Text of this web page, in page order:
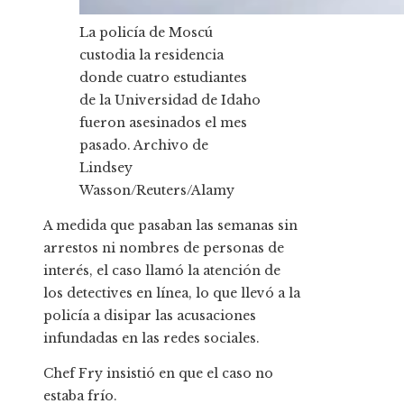
La policía de Moscú
custodia la residencia
donde cuatro estudiantes
de la Universidad de Idaho
fueron asesinados el mes
pasado.Archivo de
Lindsey
Wasson/Reuters/Alamy
A medida que pasaban las semanas sin
arrestos ni nombres de personas de
interés, el caso llamó la atención de
los detectives en línea, lo que llevó a la
policía a disipar las acusaciones
infundadas en las redes sociales.
Chef Fry insistió en que el caso no
estaba frío.